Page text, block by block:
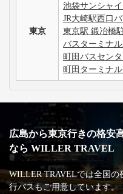
東京
池袋サンシャ
JR大崎駅西口
東京駅 鍛冶橋
バスターミナ
町田バスセン
町田ターミナ
広島から東京行きの格安
なら WILLER TRAVEL
WILLER TRAVELでは全国の
行バスもご用意しています。